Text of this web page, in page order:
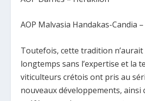
AOP Malvasia Handakas-Candia
Toutefois, cette tradition n’aurait
longtemps sans l’expertise et la
viticulteurs crétois ont pris au
nouveaux développements, ainsi